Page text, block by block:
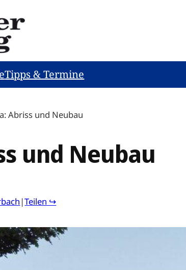
Tipps & Termine
Abriss und Neubau
und Neubau
|Teilen ↪